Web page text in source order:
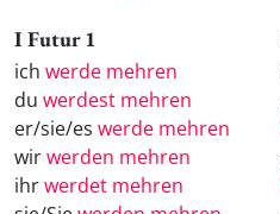
I Futur 1
ich werde mehren
du werdest mehren
er/sie/es werde mehren
wirwerden mehren
ihrwerdet mehren